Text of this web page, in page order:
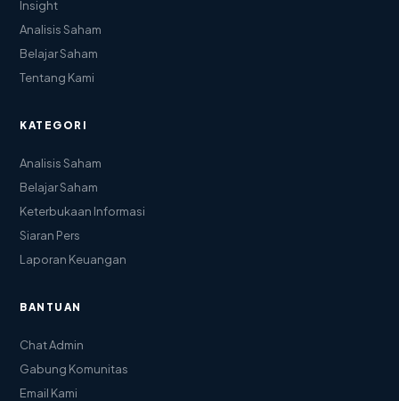
Insight
Analisis Saham
Belajar Saham
Tentang Kami
KATEGORI
Analisis Saham
Belajar Saham
Keterbukaan Informasi
Siaran Pers
Laporan Keuangan
BANTUAN
Chat Admin
Gabung Komunitas
Email Kami